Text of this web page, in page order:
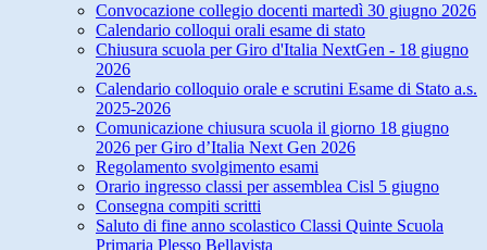
Convocazione collegio docenti martedì 30 giugno 2026
Calendario colloqui orali esame di stato
Chiusura scuola per Giro d'Italia NextGen - 18 giugno
2026
Calendario colloquio orale e scrutini Esame di Stato a.s.
2025-2026
Comunicazione chiusura scuola il giorno 18 giugno
2026 per Giro d’Italia Next Gen 2026
Regolamento svolgimento esami
Orario ingresso classi per assemblea Cisl 5 giugno
Consegna compiti scritti
Saluto di fine anno scolastico Classi Quinte Scuola
Primaria Plesso Bellavista